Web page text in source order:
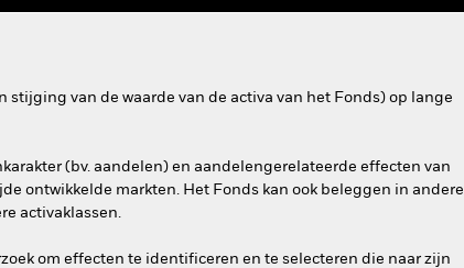
van de waarde van de activa van het Fonds) op lange
(bv. aandelen) en aandelengerelateerde effecten van
ontwikkelde markten. Het Fonds kan ook beleggen in andere
activaklassen.
om effecten te identificeren en te selecteren die naar zijn